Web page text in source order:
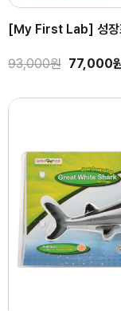
[My First Lab] 성장
93,000원 77,000